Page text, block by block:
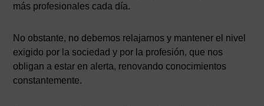
más profesionales cada día.
No obstante, no debemos relajarnos y mantener el nivel
exigido por la sociedad y por la profesión, que nos
obligan a estar en alerta, renovando conocimientos
constantemente.